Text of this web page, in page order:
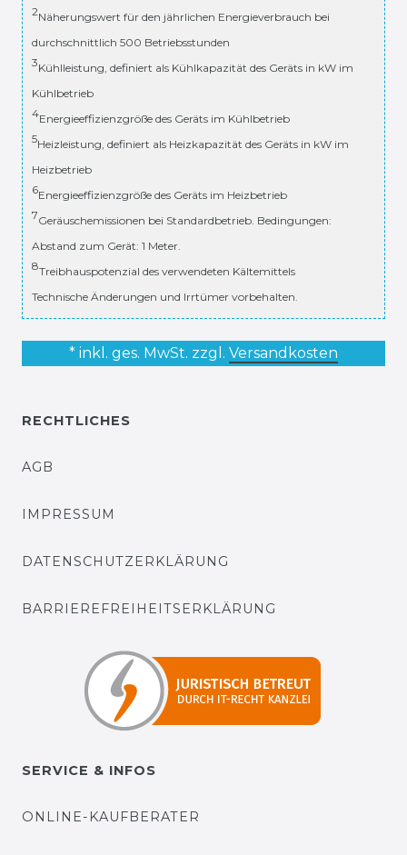
2Näherungswert für den jährlichen Energieverbrauch bei
durchschnittlich 500 Betriebsstunden
3Kühlleistung, definiert als Kühlkapazität des Geräts in kW im
Kühlbetrieb
4Energieeffizienzgröße des Geräts im Kühlbetrieb
5Heizleistung, definiert als Heizkapazität des Geräts in kW im
Heizbetrieb
6Energieeffizienzgröße des Geräts im Heizbetrieb
7Geräuschemissionen bei Standardbetrieb. Bedingungen:
Abstand zum Gerät: 1 Meter.
8Treibhauspotenzial des verwendeten Kältemittels
Technische Änderungen und Irrtümer vorbehalten.
* inkl. ges. MwSt. zzgl. Versandkosten
RECHTLICHES
AGB
IMPRESSUM
DATENSCHUTZERKLÄRUNG
BARRIEREFREIHEITSERKLÄRUNG
SERVICE & INFOS
ONLINE-KAUFBERATER